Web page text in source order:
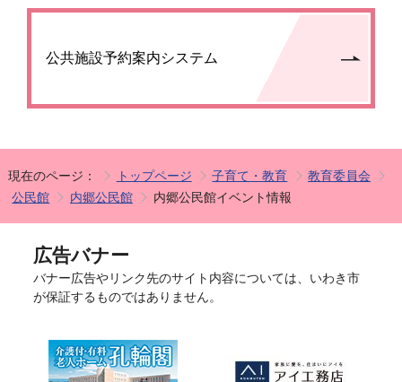
公共施設予約案内システム
現在のページ： トップページ 子育て・教育
教育委員会
公民館
内郷公民館 内郷公民館イベント情報
広告バナー
バナー広告やリンク先のサイト内容については、いわき市
が保証するものではありません。